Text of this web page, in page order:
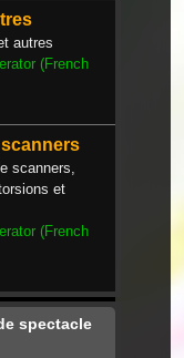
autres
(French
scanners,
et
(French
spectacle